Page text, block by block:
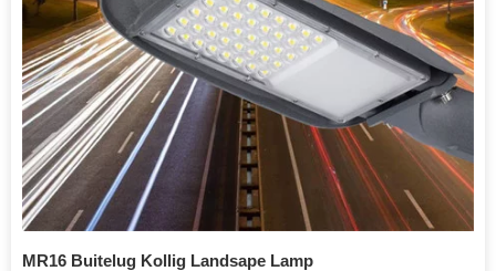
MR16 Buitelug Kollig Landsape Lamp